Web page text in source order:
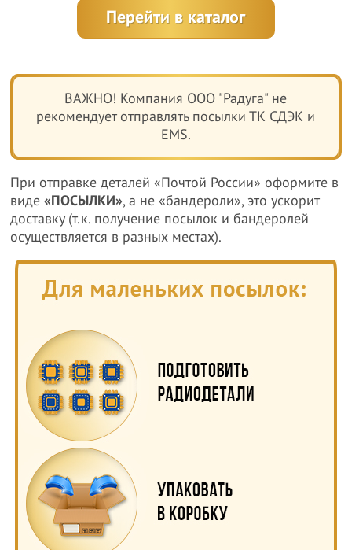
Перейти в каталог
ВАЖНО! Компания ООО "Радуга" не
рекомендует отправлять посылки ТК СДЭК и
EMS.
При отправке деталей «Почтой России» оформите в
виде«ПОСЫЛКИ», а не «бандероли», это ускорит
доставку (т.к. получение посылок и бандеролей
осуществляется в разных местах).